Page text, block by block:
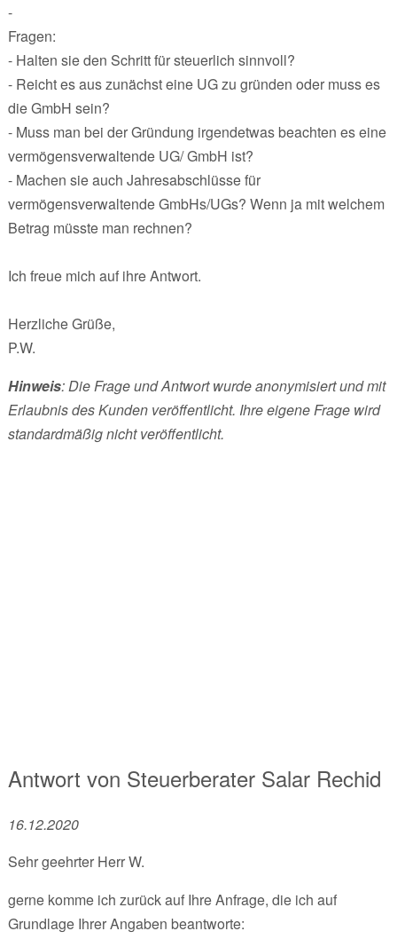
-
Fragen:
- Halten sie den Schritt für steuerlich sinnvoll?
- Reicht es aus zunächst eine UG zu gründen oder muss es
die GmbH sein?
- Muss man bei der Gründung irgendetwas beachten es eine
vermögensverwaltende UG/ GmbH ist?
- Machen sie auch Jahresabschlüsse für
vermögensverwaltende GmbHs/UGs? Wenn ja mit welchem
Betrag müsste man rechnen?
Ich freue mich auf ihre Antwort.
Herzliche Grüße,
P.W.
Hinweis: Die Frage und Antwort wurde anonymisiert und mit
Erlaubnis des Kunden veröffentlicht. Ihre eigene Frage wird
standardmäßig nicht veröffentlicht.
Antwort von Steuerberater Salar Rechid
16.12.2020
Sehr geehrter Herr W.
gerne komme ich zurück auf Ihre Anfrage, die ich auf
Grundlage Ihrer Angaben beantworte: